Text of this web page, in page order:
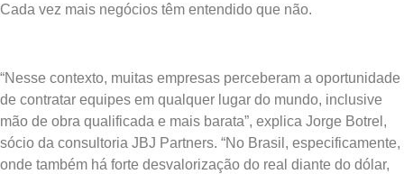
Cada vez mais negócios têm entendido que não.
“Nesse contexto, muitas empresas perceberam a oportunidade
de contratar equipes em qualquer lugar do mundo, inclusive
mão de obra qualificada e mais barata”, explica Jorge Botrel,
sócio da consultoria JBJ Partners. “No Brasil, especificamente,
onde também há forte desvalorização do real diante do dólar,